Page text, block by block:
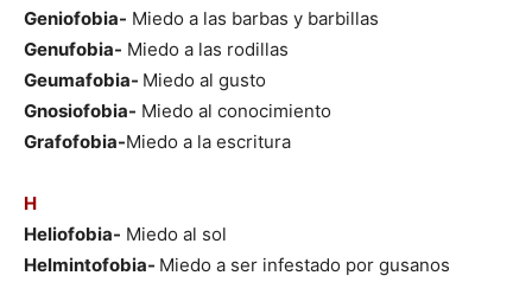
Geniofobia- Miedo a las barbas y barbillas
Genufobia- Miedo a las rodillas
Geumafobia- Miedo al gusto
Gnosiofobia- Miedo al conocimiento
Grafofobia-Miedo a la escritura
H
Heliofobia- Miedo al sol
Helmintofobia- Miedo a ser infestado por gusanos